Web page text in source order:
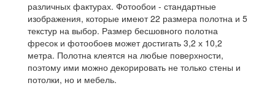
различных фактурах. Фотообои - стандартные
изображения, которые имеют 22 размера полотна и 5
текстур на выбор. Размер бесшовного полотна
фресок и фотообоев может достигать 3,2 х 10,2
метра. Полотна клеятся на любые поверхности,
поэтому ими можно декорировать не только стены и
потолки, но и мебель.